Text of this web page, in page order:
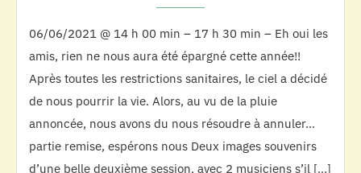
06/06/2021 @ 14 h 00 min – 17 h 30 min – Eh oui les
amis, rien ne nous aura été épargné cette année!!
Après toutes les restrictions sanitaires, le ciel a décidé
de nous pourrir la vie. Alors, au vu de la pluie
annoncée, nous avons du nous résoudre à annuler…
partie remise, espérons nous Deux images souvenirs
d’une belle deuxième session, avec 2 musiciens s’il […]